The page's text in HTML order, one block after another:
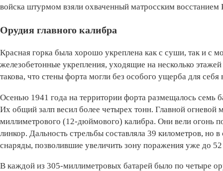
войска штурмом взяли охваченный матросским восстанием
Орудия главного калибра
Красная горка была хорошо укреплена как с суши, так и с
железобетонные укреп­ления, уходящие на несколько
такова, что стены форта могли без особого ущерба для
Осенью 1941 года на территории форта размещалось семь
Их общий залп весил более четырех тонн. Главной
миллиметрового (12-дюймового) калибра. Они вели огонь
линкор. Дальность стрельбы составляла 39 километров, но
снаряды, позволившие увеличить зону поражения уже до
В каждой из 305-миллиметровых батарей было по четыре